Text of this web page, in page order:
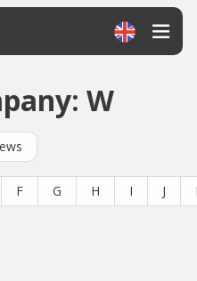
W
F G H I J